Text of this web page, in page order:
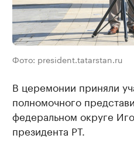
Фото: president.tatarstan.ru
В церемонии приняли
полномочного
федеральном округе
президента РТ.